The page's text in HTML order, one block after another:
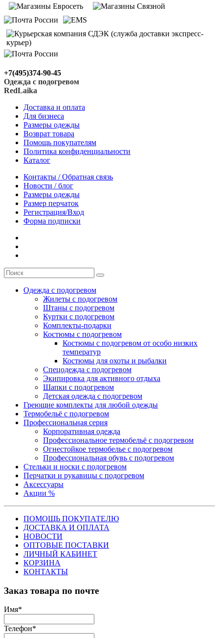
+7(495)374-90-45
Одежда с подогревом
RedLaika
Доставка и оплата
Для бизнеса
Размеры одежды
Возврат товара
Помощь покупателям
Политика конфиденциальности
Каталог
Контакты / Обратная связь
Новости / блог
Размеры одежды
Размер перчаток
Регистрация/Вход
Форма подписки
Одежда с подогревом
Жилеты с подогревом
Штаны с подогревом
Куртки с подогревом
Комплекты-подарки
Костюмы с подогревом
Костюмы с подогревом от особо низких
температур
Костюмы для охоты и рыбалки
Спецодежда с подогревом
Экипировка для активного отдыха
Шапки с подогревом
Детская одежда с подогревом
Греющие комплекты для любой одежды
Термобельё с подогревом
Профессиональная серия
Корпоративная одежда
Профессиональное термобельё с подогревом
Огнестойкое термобелье с подогревом
Профессиональная обувь с подогревом
Стельки и носки с подогревом
Перчатки и рукавицы с подогревом
Аксессуары
Акции %
ПОМОЩЬ ПОКУПАТЕЛЮ
ДОСТАВКА И ОПЛАТА
НОВОСТИ
ОПТОВЫЕ ПОСТАВКИ
ЛИЧНЫЙ КАБИНЕТ
КОРЗИНА
КОНТАКТЫ
Заказ товара по почте
Имя*
Телефон*